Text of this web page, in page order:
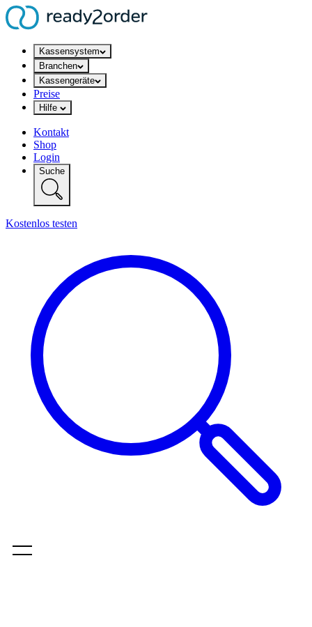
Kassensystem
Branchen
Kassengeräte
Preise
Hilfe
Kontakt
Shop
Login
Suche
Kostenlos testen